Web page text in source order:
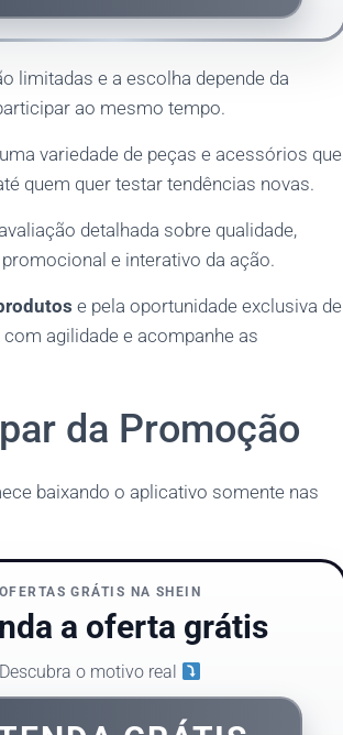
limitadas e a escolha depende da
ao mesmo tempo.
variedade de peças e acessórios que
quem quer testar tendências novas.
detalhada sobre qualidade,
e interativo da ação.
e pela oportunidade exclusiva de
agilidade e acompanhe as
da Promoção
baixando o aplicativo somente nas
OFERTAS GRÁTIS NA SHEIN
a oferta grátis
Descubra o motivo real